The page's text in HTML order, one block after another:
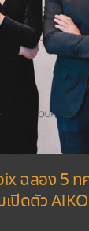
ฉลอง 5 ท
ปิดตัว